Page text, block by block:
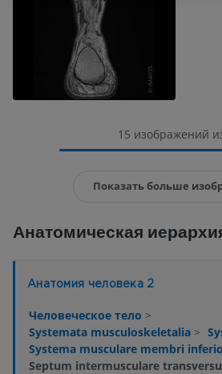
15 изображений
Показать больше
Анатомическая
Анатомия человека 2
Человеческое тело >
Systemata musculoskeletalia >
Systema musculare membri
Septum intermusculare